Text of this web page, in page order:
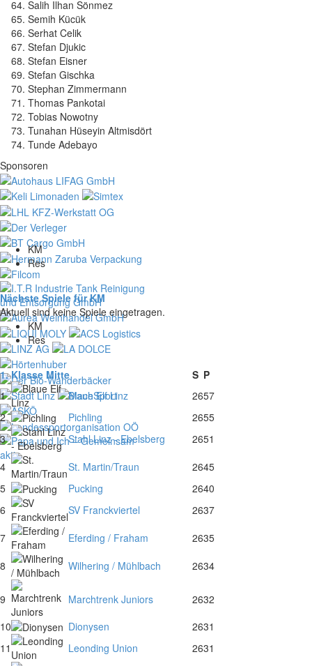
Salih Ilhan Sönmez
Semih Kücük
Serhat Celik
Stefan Djukic
Stefan Eisner
Stefan Gischka
Stephan Zimmermann
Thomas Pankotai
Tobias Nowotny
Tunahan Hüseyin Altmisdört
Tunde Adebayo
Sponsoren
KM
Res
Nächste Spiele für KM
Aktuell sind keine Spiele eingetragen.
KM
Res
1. Klasse Mitte S P
1
Blaue Elf Linz 2657
2
Pichling 2655
3
Stahl Linz - Ebelsberg 2651
4
St. Martin/Traun 2645
5
Pucking 2640
6
SV Franckviertel 2637
7
Eferding / Fraham 2635
8
Wilhering / Mühlbach 2634
9 Marchtrenk Juniors 2632
10
Dionysen 2631
11
Leonding Union 2631